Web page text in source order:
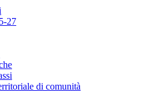
27
di comunità